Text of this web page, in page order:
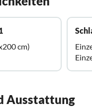
cm)
Ausstattung